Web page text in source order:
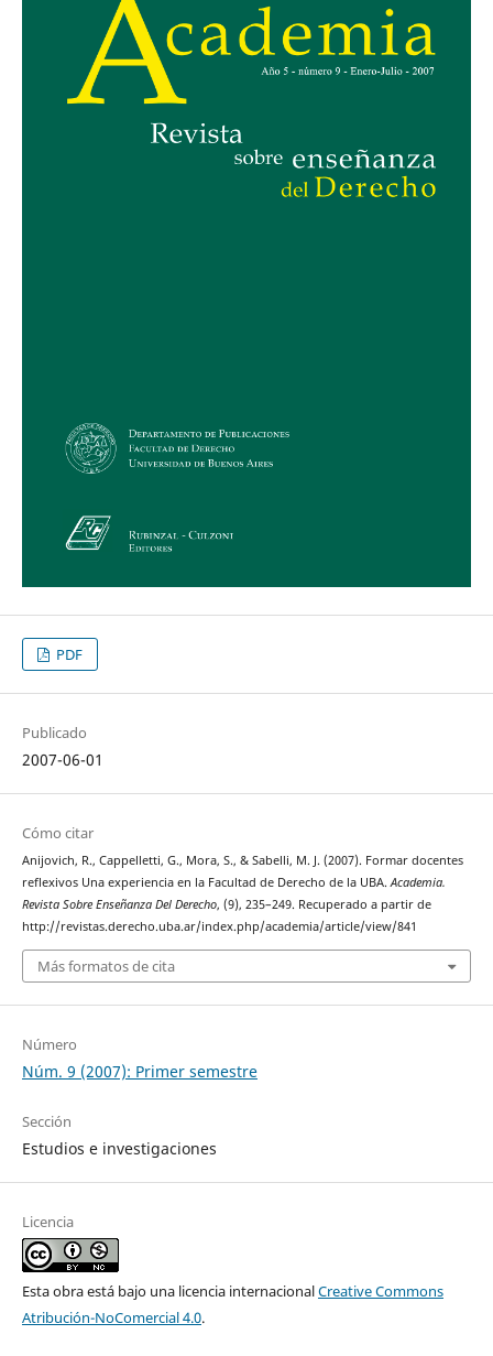
PDF
Publicado
2007-06-01
Cómo citar
Anijovich, R., Cappelletti, G., Mora, S., & Sabelli, M. J. (2007). Formar docentes
reflexivos Una experiencia en la Facultad de Derecho de la UBA.Academia.
Revista Sobre Enseñanza Del Derecho, (9), 235–249. Recuperado a partir de
http://revistas.derecho.uba.ar/index.php/academia/article/view/841
Más formatos de cita
Número
Núm. 9 (2007): Primer semestre
Sección
Estudios e investigaciones
Licencia
Esta obra está bajo una licencia internacionalCreative Commons
Atribución-NoComercial 4.0.